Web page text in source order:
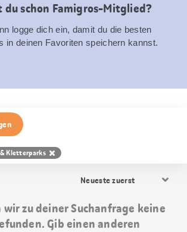
du schon Famigros-Mitglied?
logge dich ein, damit du die besten
in deinen Favoriten speichern kannst.
Kletterparks
Sortierung
zu deiner Suchanfrage keine
Gib einen anderen